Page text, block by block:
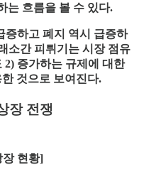
는 흐름을 볼 수 있다.
증하고 폐지 역시 급증하
소간 피튀기는 시장 점유
2) 증가하는 규제에 대한
것으로 보여진다.
장 전쟁
장 현황]